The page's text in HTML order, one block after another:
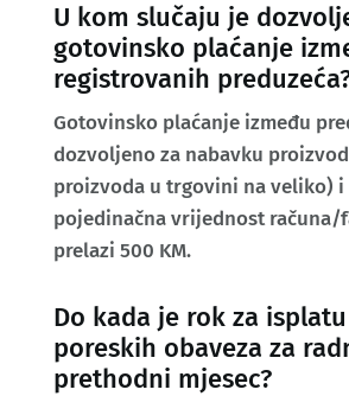
U kom slučaju je
gotovinsko plaćanje
registrovanih
Gotovinsko plaćanje između
dozvoljeno za nabavku
proizvoda u trgovini na veliko) i
pojedinačna vrijednost računa/
prelazi 500 KM.
Do kada je rok za
poreskih obaveza za
prethodni mjesec?